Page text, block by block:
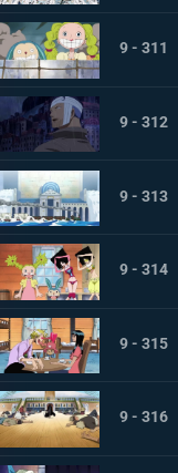
9 - 311
9 - 312
9 - 313
9 - 314
9 - 315
9 - 316